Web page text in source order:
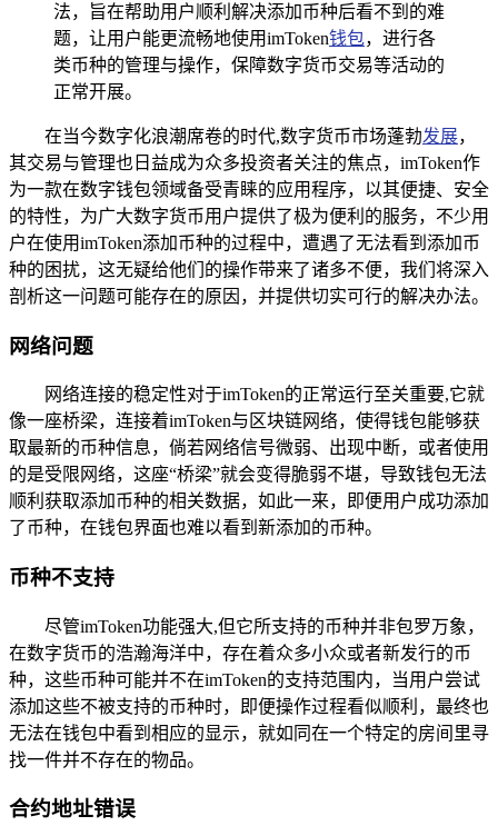
法，旨在帮助用户顺利解决添加币种后看不到的难
题，让用户能更流畅地使用imToken钱包，进行各
类币种的管理与操作，保障数字货币交易等活动的
正常开展。
在当今数字化浪潮席卷的时代,数字货币市场蓬勃发展，
其交易与管理也日益成为众多投资者关注的焦点，imToken作
为一款在数字钱包领域备受青睐的应用程序，以其便捷、安全
的特性，为广大数字货币用户提供了极为便利的服务，不少用
户在使用imToken添加币种的过程中，遭遇了无法看到添加币
种的困扰，这无疑给他们的操作带来了诸多不便，我们将深入
剖析这一问题可能存在的原因，并提供切实可行的解决办法。
网络问题
网络连接的稳定性对于imToken的正常运行至关重要,它就
像一座桥梁，连接着imToken与区块链网络，使得钱包能够获
取最新的币种信息，倘若网络信号微弱、出现中断，或者使用
的是受限网络，这座“桥梁”就会变得脆弱不堪，导致钱包无法
顺利获取添加币种的相关数据，如此一来，即便用户成功添加
了币种，在钱包界面也难以看到新添加的币种。
币种不支持
尽管imToken功能强大,但它所支持的币种并非包罗万象，
在数字货币的浩瀚海洋中，存在着众多小众或者新发行的币
种，这些币种可能并不在imToken的支持范围内，当用户尝试
添加这些不被支持的币种时，即便操作过程看似顺利，最终也
无法在钱包中看到相应的显示，就如同在一个特定的房间里寻
找一件并不存在的物品。
合约地址错误